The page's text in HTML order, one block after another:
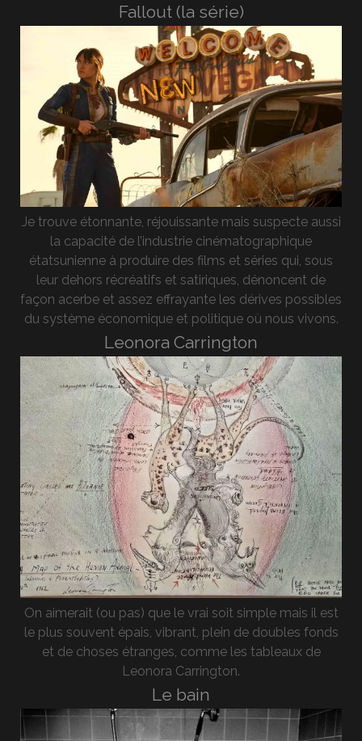
Fallout (la série)
Je trouve étonnante, réjouissante mais suspecte aussi
la capacité de l’industrie cinématographique
étatsunienne à produire des films et séries qui, sous
leur dehors récréatifs et satiriques, dénoncent de
façon acerbe et assez effrayante les dérives possibles
du système économique et politique où nous vivons.
Leonora Carrington
On aimerait (ou pas) que le vrai soit simple mais il est
le plus souvent épais, vibrant, plein de doubles fonds
et de choses étranges, comme les tableaux de
Leonora Carrington.
Le bain